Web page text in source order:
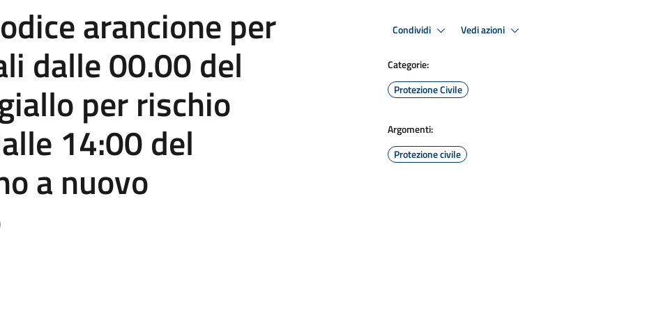
arancione per
dalle 00.00 del
per rischio
14:00 del
a nuovo
Condividi Vedi azioni
Categorie:
Protezione Civile
Argomenti:
Protezione civile